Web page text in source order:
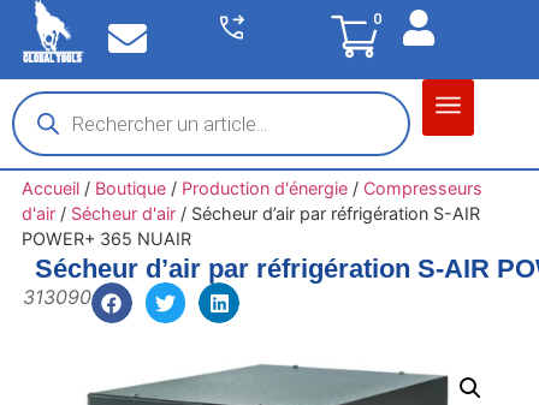
0
Accueil/ Boutique/ Production d'énergie/ Compresseurs
d'air/ Sécheur d'air/ Sécheur d’air par réfrigération S-AIR
POWER+ 365 NUAIR
Sécheur d’air par réfrigération S-AIR
313090